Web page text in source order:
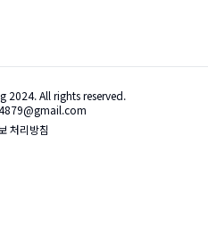
All rights reserved.
처리방침